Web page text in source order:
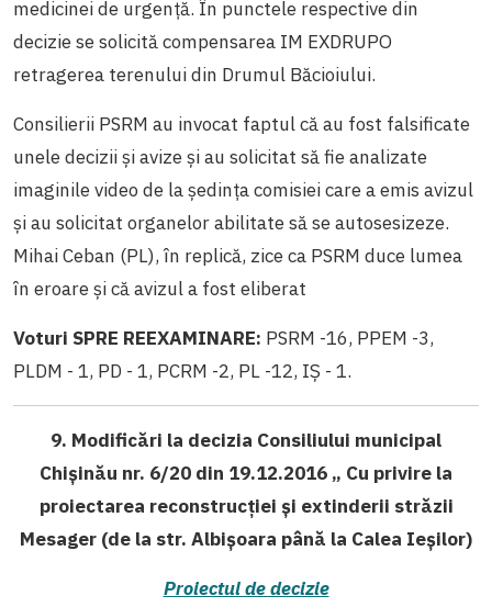
medicinei de urgenţă. În punctele respective din
decizie se solicită compensarea IM EXDRUPO
retragerea terenului din Drumul Băcioiului.
Consilierii PSRM au invocat faptul că au fost falsificate
unele decizii și avize și au solicitat să fie analizate
imaginile video de la ședința comisiei care a emis avizul
și au solicitat organelor abilitate să se autosesizeze.
Mihai Ceban (PL), în replică, zice ca PSRM duce lumea
în eroare și că avizul a fost eliberat
Voturi SPRE REEXAMINARE: PSRM -16, PPEM -3,
PLDM - 1, PD - 1, PCRM -2, PL -12, IȘ - 1.
9. Modificări la decizia Consiliului municipal
Chişinău nr. 6/20 din 19.12.2016 „ Cu privire la
proiectarea reconstrucţiei şi extinderii străzii
Mesager (de la str. Albişoara până la Calea Ieşilor)
Proiectul de decizie